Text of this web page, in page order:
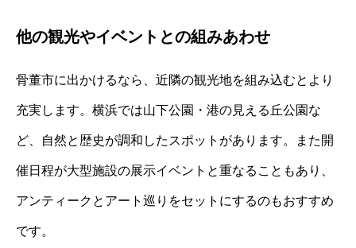
他の観光やイベントとの組みあわせ
骨董市に出かけるなら、近隣の観光地を組み込むとより
充実します。横浜では山下公園・港の見える丘公園な
ど、自然と歴史が調和したスポットがあります。また開
催日程が大型施設の展示イベントと重なることもあり、
アンティークとアート巡りをセットにするのもおすすめ
です。